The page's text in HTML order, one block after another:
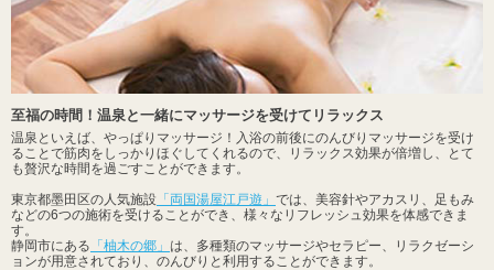
至福の時間！温泉と一緒にマッサージを受けてリラックス
温泉といえば、やっぱりマッサージ！入浴の前後にのんびりマッサージを受け
ることで筋肉をしっかりほぐしてくれるので、リラックス効果が倍増し、とて
も贅沢な時間を過ごすことができます。
東京都墨田区の人気施設 「両国湯屋江戸遊」 では、美容針やアカスリ、足もみ
などの6つの施術を受けることができ、様々なリフレッシュ効果を体感できま
す。
静岡市にある 「柚木の郷」 は、多種類のマッサージやセラピー、リラクゼーシ
ョンが用意されており、のんびりと利用することができます。